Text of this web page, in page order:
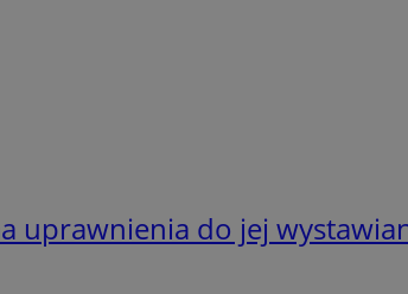
uprawnienia do jej